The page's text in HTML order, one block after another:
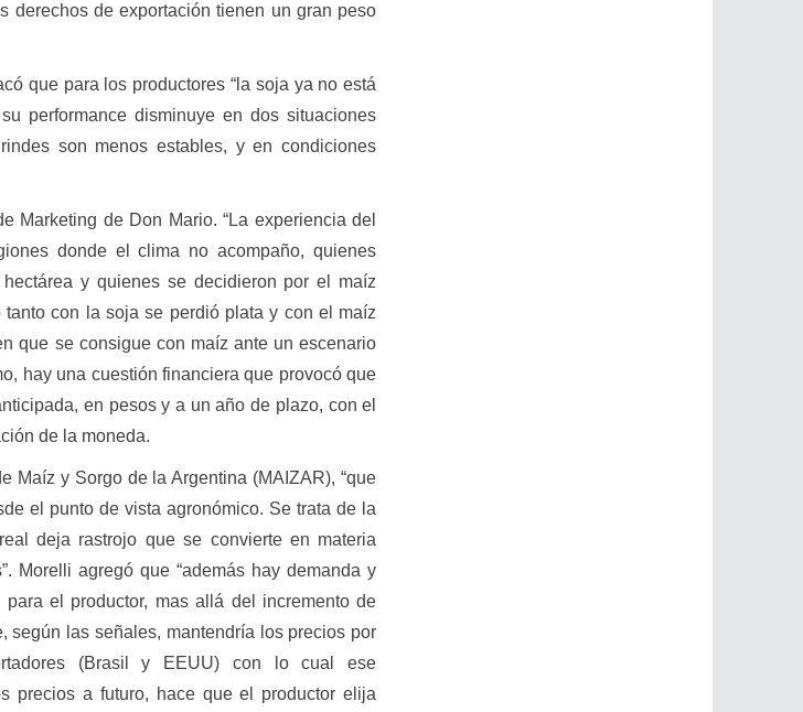
derechos de exportación tienen un gran peso
que para los productores “la soja ya no está
performance disminuye en dos situaciones
son menos estables, y en condiciones
Marketing de Don Mario. “La experiencia del
donde el clima no acompaño, quienes
y quienes se decidieron por el maíz
con la soja se perdió plata y con el maíz
que se consigue con maíz ante un escenario
hay una cuestión financiera que provocó que
en pesos y a un año de plazo, con el
de la moneda.
Maíz y Sorgo de la Argentina (MAIZAR), “que
el punto de vista agronómico. Se trata de la
deja rastrojo que se convierte en materia
Morelli agregó que “además hay demanda y
el productor, mas allá del incremento de
según las señales, mantendría los precios por
(Brasil y EEUU) con lo cual ese
precios a futuro, hace que el productor elija